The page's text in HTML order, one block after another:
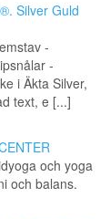
Silver Guld
-
-
i Äkta Silver,
text, e [...]
och yoga
och balans.